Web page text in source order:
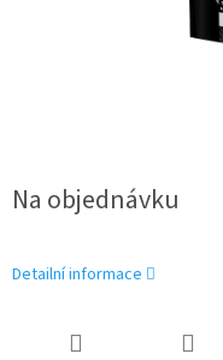
Na objednávku
Detailní informace